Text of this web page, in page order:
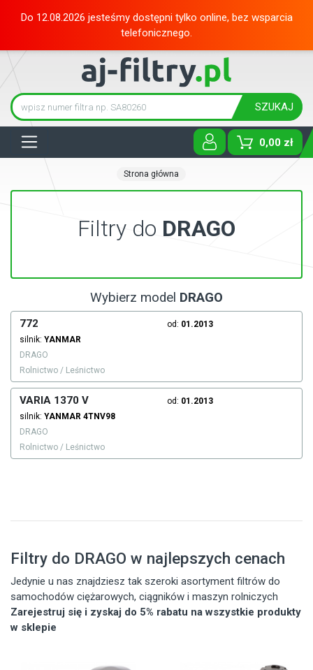
Do 12.08.2026 jesteśmy dostępni tylko online, bez wsparcia
telefonicznego.
SZUKAJ
0,00 zł
Strona główna
Filtry do DRAGO
Wybierz model DRAGO
772 od: 01.2013
silnik: YANMAR
DRAGO
Rolnictwo / Leśnictwo
VARIA 1370 V od: 01.2013
silnik: YANMAR 4TNV98
DRAGO
Rolnictwo / Leśnictwo
Filtry do DRAGO w najlepszych cenach
Jedynie u nas znajdziesz tak szeroki asortyment filtrów do
samochodów ciężarowych, ciągników i maszyn rolniczych
Zarejestruj się i zyskaj do 5% rabatu na wszystkie produkty
w sklepie